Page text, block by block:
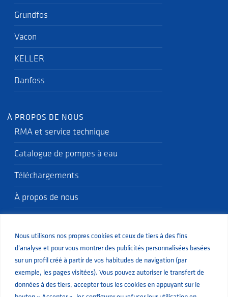
Nous utilisons nos propres cookies et ceux de tiers à des fins
d'analyse et pour vous montrer des publicités personnalisées basées
sur un profil créé à partir de vos habitudes de navigation (par
exemple, les pages visitées). Vous pouvez autoriser le transfert de
données à des tiers, accepter tous les cookies en appuyant sur le
Grundfos
Vacon
KELLER
Danfoss
À PROPOS DE NOUS
RMA et service technique
Catalogue de pompes à eau
Téléchargements
À propos de nous
Blog